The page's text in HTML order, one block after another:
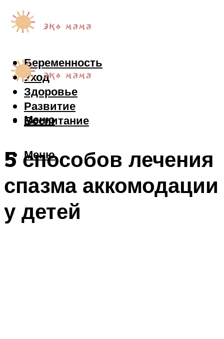
Беременность
Уход
Здоровье
Развитие
Воспитание
Меню
Меню
5 способов лечения
спазма аккомодации
у детей